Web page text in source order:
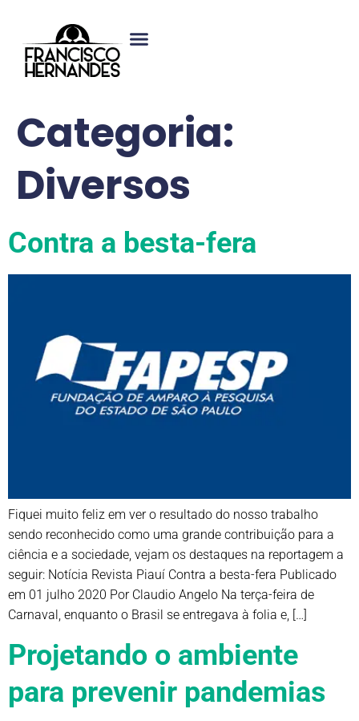
Categoria:
Diversos
Contra a besta-fera
Fiquei muito feliz em ver o resultado do nosso trabalho
sendo reconhecido como uma grande contribuição para a
ciência e a sociedade, vejam os destaques na reportagem a
seguir: Notícia Revista Piauí Contra a besta-fera Publicado
em 01 julho 2020 Por Claudio Angelo Na terça-feira de
Carnaval, enquanto o Brasil se entregava à folia e, […]
Projetando o ambiente
para prevenir pandemias